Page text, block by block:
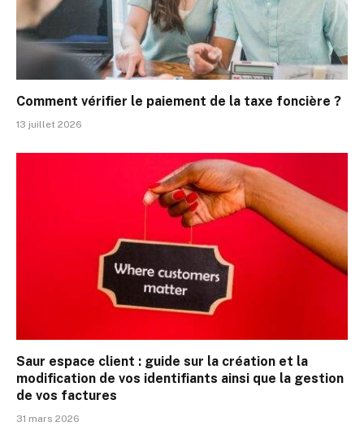
Comment vérifier le paiement de la taxe foncière ?
13 juillet 2026
Saur espace client : guide sur la création et la
modification de vos identifiants ainsi que la gestion
de vos factures
31 mars 2026